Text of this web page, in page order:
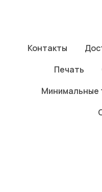
Контакты
Печать
Минимальные